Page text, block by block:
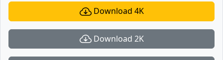
Download 4K
Download 2K